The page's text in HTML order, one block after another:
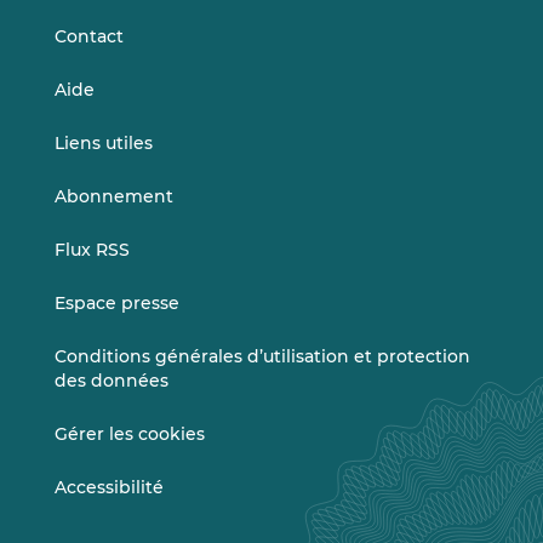
Contact
Aide
Liens utiles
Abonnement
Flux RSS
Espace presse
Conditions générales d’utilisation et protection
des données
Gérer les cookies
Accessibilité